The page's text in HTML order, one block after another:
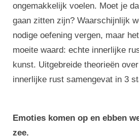
ongemakkelijk voelen. Moet je
gaan zitten zijn? Waarschijnlijk
nodige oefening vergen, maar
moeite waard: echte innerlijke
kunst. Uitgebreide theorieën
innerlijke rust samengevat in 3
Emoties komen op en ebben
zee.